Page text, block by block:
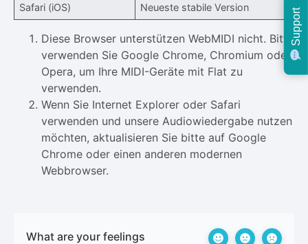
Safari (iOS) Neueste stabile Version
Diese Browser unterstützen WebMIDI nicht. Bitte
verwenden Sie Google Chrome, Chromium oder
Opera, um Ihre MIDI-Geräte mit Flat zu
verwenden.
Wenn Sie Internet Explorer oder Safari
verwenden und unsere Audiowiedergabe nutzen
möchten, aktualisieren Sie bitte auf Google
Chrome oder einen anderen modernen
Webbrowser.
What are your feelings
Support